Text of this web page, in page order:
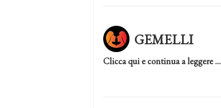
GEMELLI
Clicca qui e continua a leggere …